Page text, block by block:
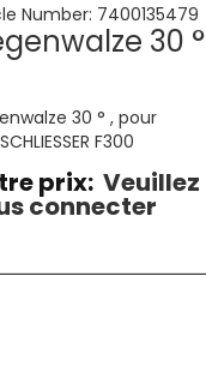
Number: 7400135479
30 °
30 ° , pour
F300
prix: Veuillez
connecter